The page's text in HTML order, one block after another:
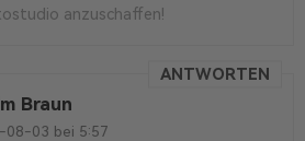
anzuschaffen!
Braun
08-03 bei 5:57
ANTWORTEN